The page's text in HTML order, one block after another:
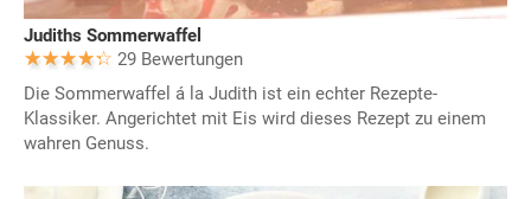
Judiths Sommerwaffel
29 Bewertungen
Die Sommerwaffel á la Judith ist ein echter Rezepte-
Klassiker. Angerichtet mit Eis wird dieses Rezept zu einem
wahren Genuss.